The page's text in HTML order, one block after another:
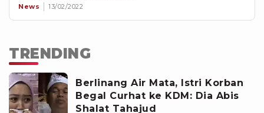
News 13/02/2022
TRENDING
Berlinang Air Mata, Istri Korban
Begal Curhat ke KDM: Dia Abis
Shalat Tahajud